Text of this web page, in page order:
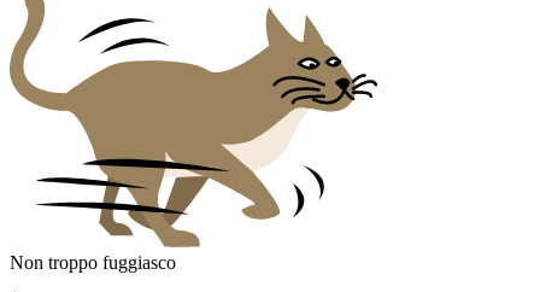
Non troppo fuggiasco